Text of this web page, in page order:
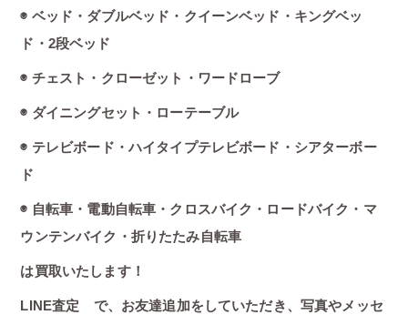
◉ ベッド・ダブルベッド・クイーンベッド・キングベッ
ド・2段ベッド
◉ チェスト・クローゼット・ワードローブ
◉ ダイニングセット・ローテーブル
◉ テレビボード・ハイタイプテレビボード・シアターボー
ド
◉ 自転車・電動自転車・クロスバイク・ロードバイク・マ
ウンテンバイク・折りたたみ自転車
は買取いたします！
LINE査定 で、お友達追加をしていただき、写真やメッセ